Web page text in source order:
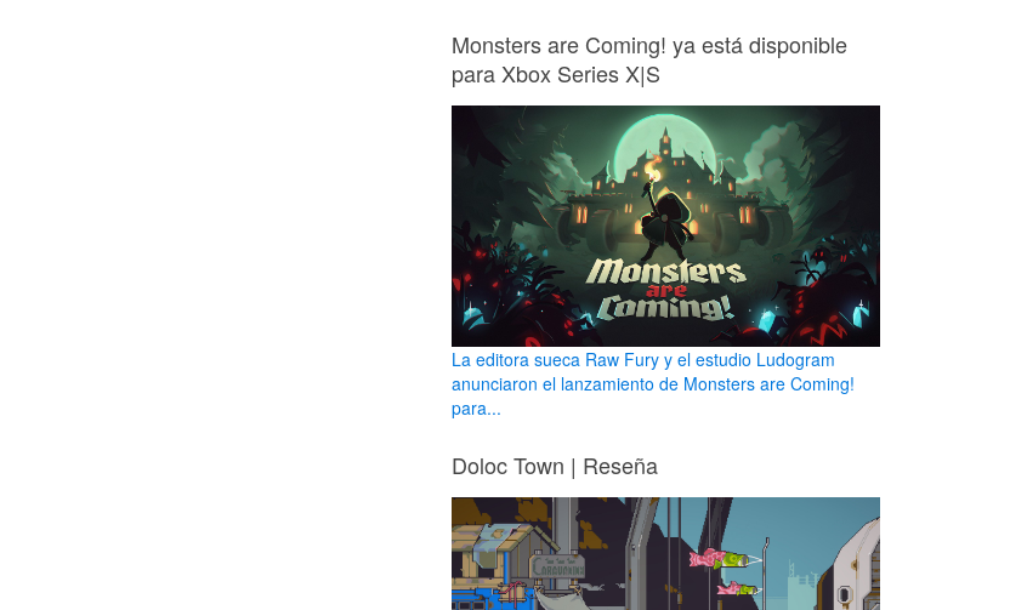
Monsters are Coming! ya está disponible
para Xbox Series X|S
La editora sueca Raw Fury y el estudio Ludogram
anunciaron el lanzamiento de Monsters are Coming!
para...
Doloc Town | Reseña